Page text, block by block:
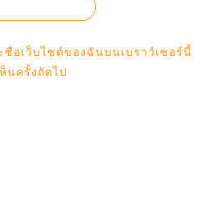
อเว็บไซต์ของฉันบนเบราว์เซอร์นี้
นครั้งถัดไป